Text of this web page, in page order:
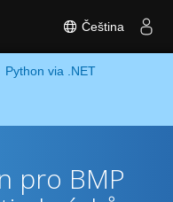
Čeština
Python via .NET
pro BMP